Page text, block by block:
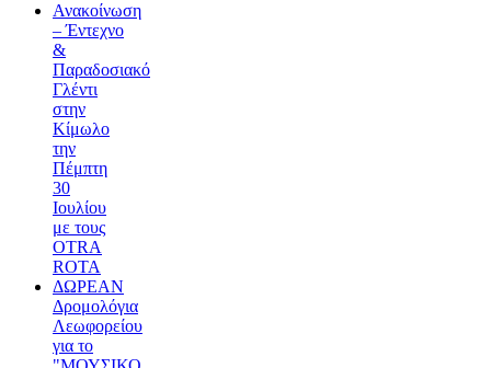
Ανακοίνωση
– Έντεχνο
&
Παραδοσιακό
Γλέντι
στην
Κίμωλο
την
Πέμπτη
30
Ιουλίου
με τους
OTRA
ROTA
ΔΩΡΕΑΝ
Δρομολόγια
Λεωφορείου
για το